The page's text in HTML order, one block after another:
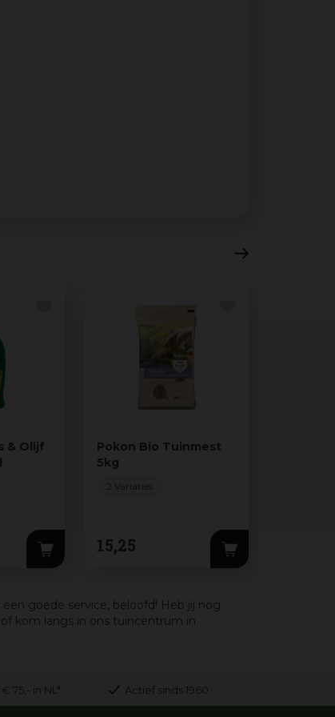
& Olijf
Pokon Bio Tuinmest
5kg
15,25
2 Variaties
goede service, beloofd! Heb jij nog
kom langs in ons tuincentrum in
75,- in NL* Actief sinds 1960